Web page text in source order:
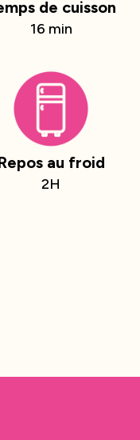
de cuisson
16 min
au froid
2H